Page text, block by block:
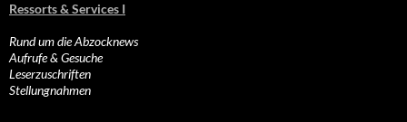
Ressorts & Services I
Rund um die Abzocknews
Aufrufe & Gesuche
Leserzuschriften
Stellungnahmen